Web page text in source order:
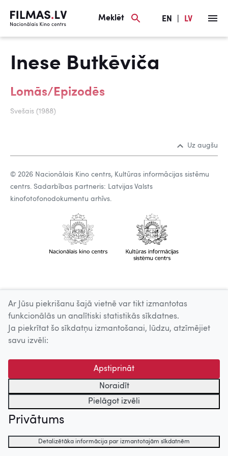
Meklēt EN LV
Inese Butkēviča
Lomās/Epizodēs
Svešais (1988)
Uz augšu
© 2026 Nacionālais Kino centrs, Kultūras informācijas sistēmu
centrs. Sadarbības partneris: Latvijas Valsts
kinofotofonodokumentu arhīvs.
Ar Jūsu piekrišanu šajā vietnē var tikt izmantotas
funkcionālās un analītiski statistikās sīkdatnes.
Ja piekrītat šo sīkdatņu izmantošanai, lūdzu, atzīmējiet
savu izvēli:
Apstiprināt
Noraidīt
Pielāgot izvēli
Privātums
Detalizētāka informācija par izmantotajām sīkdatnēm